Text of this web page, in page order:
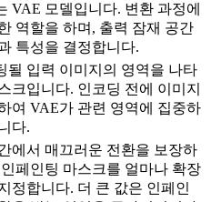
VAE 모델입니다. 변환 과정에
역할을 하며, 출력 잠재 공간
특성을 결정합니다.
될 입력 이미지의 영역을 나타
크입니다. 인코딩 전에 이미지
여 VAE가 관련 영역에 집중하
다.
에서 매끄러운 전환을 보장하
페인팅 마스크를 얼마나 확장
정합니다. 더 큰 값은 인페인